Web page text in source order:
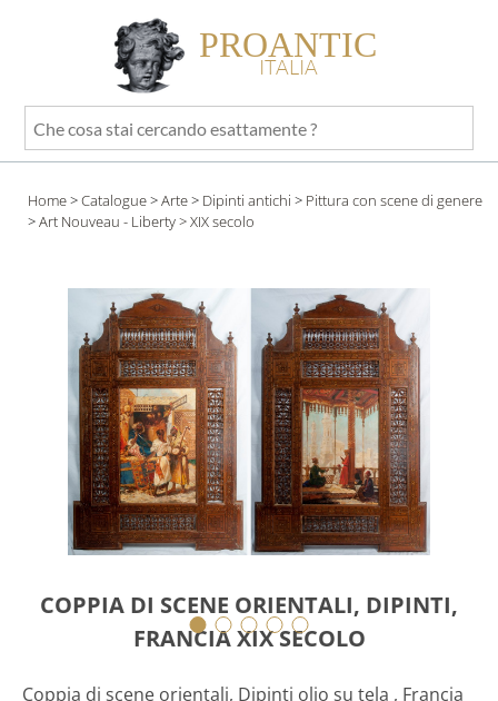
PROANTIC
ITALIA
Che
cosa
cercando
esattamente
Home>Catalogue>Arte> Dipinti antichi > Pittura con scene di genere
>Art Nouveau - Liberty> XIX secolo
COPPIA DI SCENE ORIENTALI, DIPINTI,
FRANCIA XIX SECOLO
Coppia di scene orientali, Dipinti olio su tela , Francia